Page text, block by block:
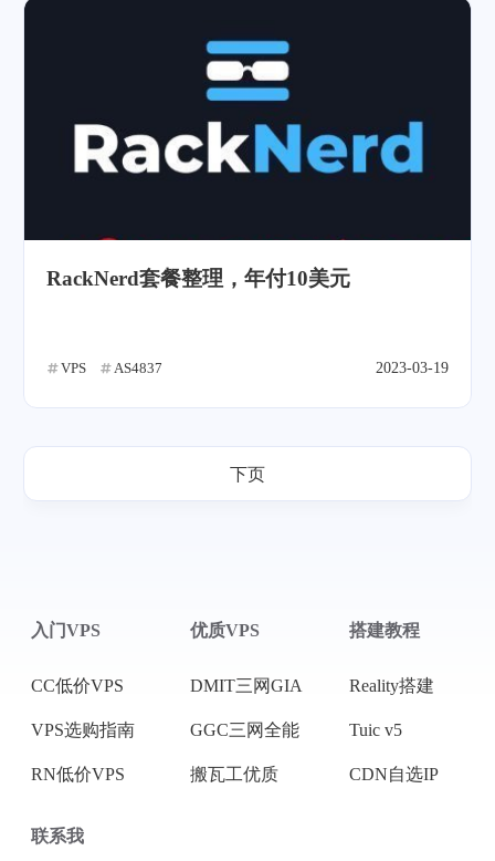
RackNerd套餐整理，年付10美元
VPS AS4837 2023-03-19
下页
入门VPS
CC低价VPS
VPS选购指南
RN低价VPS
优质VPS
DMIT三网GIA
GGC三网全能
搬瓦工优质
搭建教程
Reality搭建
Tuic v5
CDN自选IP
联系我